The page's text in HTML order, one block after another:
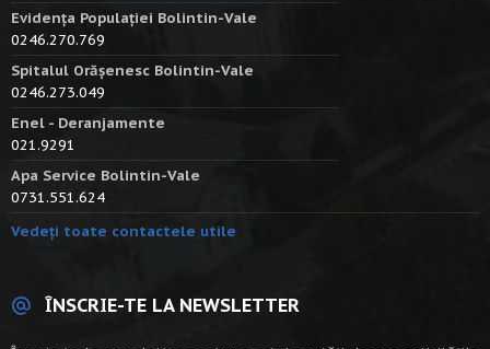
Evidența Populației Bolintin-Vale
0246.270.769
Spitalul Orășenesc Bolintin-Vale
0246.273.049
Enel - Deranjamente
021.9291
Apa Service Bolintin-Vale
0731.551.624
Vedeți toate contactele utile
ÎNSCRIE-TE LA NEWSLETTER